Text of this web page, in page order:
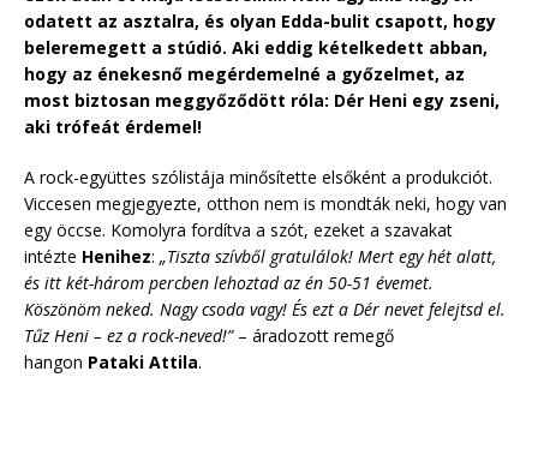
odatett az asztalra, és olyan Edda-bulit csapott, hogy
beleremegett a stúdió. Aki eddig kételkedett abban,
hogy az énekesnő megérdemelné a győzelmet, az
most biztosan meggyőződött róla: Dér Heni egy zseni,
aki trófeát érdemel!
A rock-együttes szólistája minősítette elsőként a produkciót.
Viccesen megjegyezte, otthon nem is mondták neki, hogy van
egy öccse. Komolyra fordítva a szót, ezeket a szavakat
intézte Henihez: „Tiszta szívből gratulálok! Mert egy hét alatt,
és itt két-három percben lehoztad az én 50-51 évemet.
Köszönöm neked. Nagy csoda vagy! És ezt a Dér nevet felejtsd el.
Tűz Heni – ez a rock-neved!”– áradozott remegő
hangon Pataki Attila.